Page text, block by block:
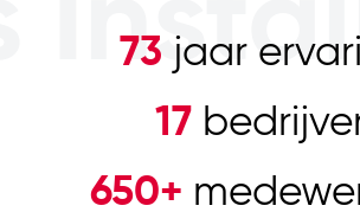
73 jaar
17
650+